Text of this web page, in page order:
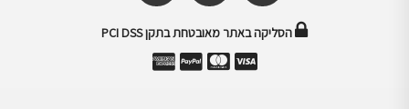
הסליקה באתר מאובטחת בתקן PCI DSS